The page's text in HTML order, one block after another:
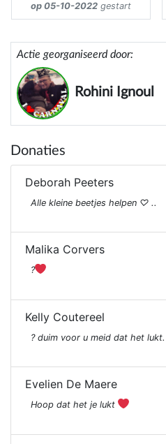
op 05-10-2022 gestart
Actie georganiseerd door:
Rohini Ignoul
Donaties
Deborah Peeters
Alle kleine beetjes helpen ♡ ..
Malika Corvers
?
Kelly Coutereel
? duim voor u meid dat het lukt.
Evelien De Maere
Hoop dat het je lukt